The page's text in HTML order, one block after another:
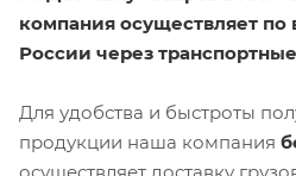
компания осуществляет по
России через
Для удобства и быстроты
продукции наша компания